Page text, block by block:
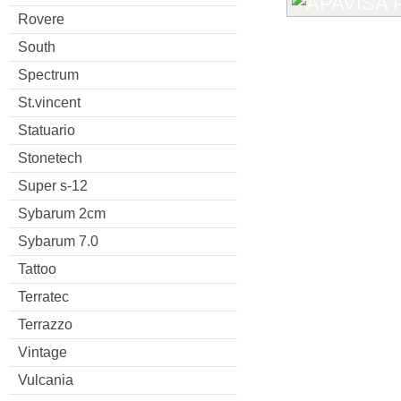
Rovere
South
Spectrum
St.vincent
Statuario
Stonetech
Super s-12
Sybarum 2cm
Sybarum 7.0
Tattoo
Terratec
Terrazzo
Vintage
Vulcania